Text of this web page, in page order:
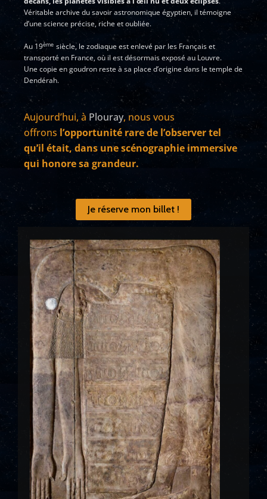
Véritable archive du savoir astronomique égyptien, il témoigne
d’une science précise, riche et oubliée.
Au 19ème siècle, le zodiaque est enlevé par les Français et
transporté en France, où il est désormais exposé au Louvre.
Une copie en goudron reste à sa place d’origine dans le temple de
Dendérah.
Aujourd’hui, à Plouray, nous vous
offrons l’opportunité rare de l’observer tel
qu’il était, dans une scénographie immersive
qui honore sa grandeur.
Je réserve mon billet !